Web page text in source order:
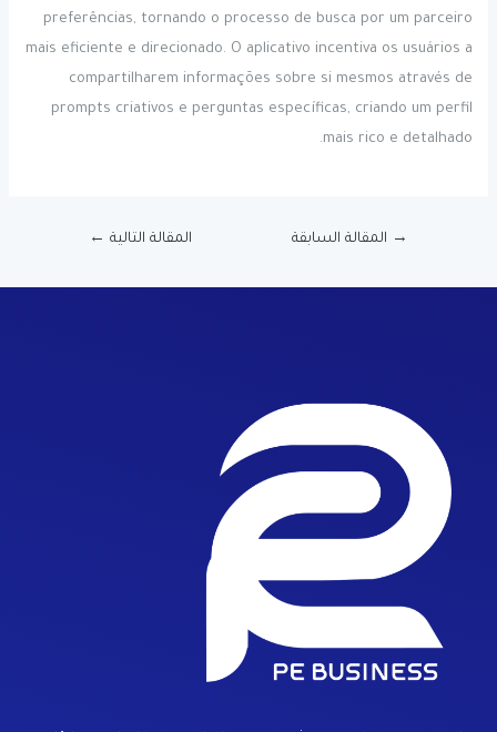
preferências, tornando o processo de busca por um parceiro
mais eficiente e direcionado. O aplicativo incentiva os usuários a
compartilharem informações sobre si mesmos através de
prompts criativos e perguntas específicas, criando um perfil
mais rico e detalhado.
→ المقالة السابقة المقالة التالية ←